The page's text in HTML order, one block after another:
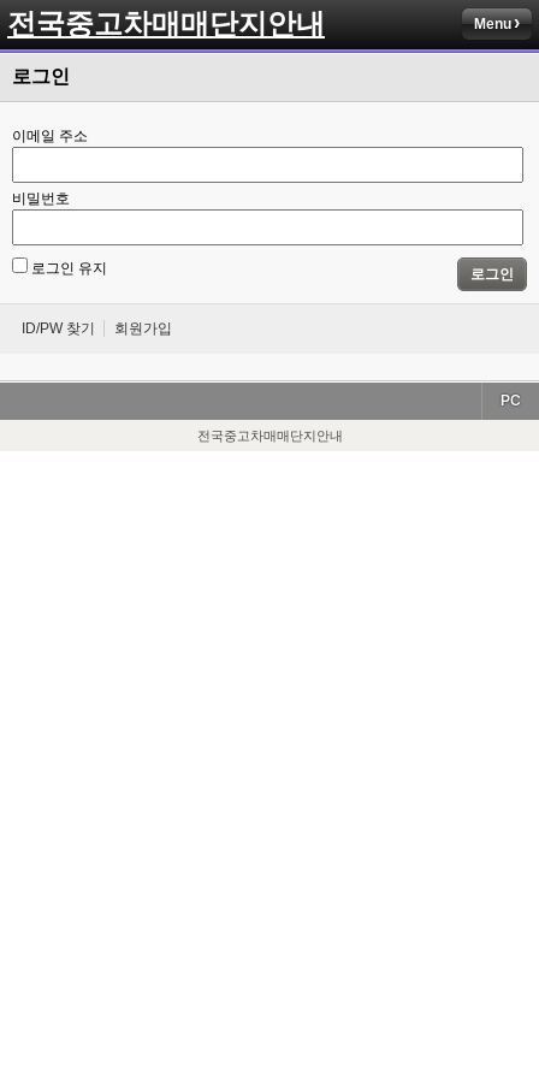
전국중고차매매단지안내 Menu
로그인
이메일 주소
비밀번호
로그인 유지 로그인
ID/PW 찾기 회원가입
PC
전국중고차매매단지안내